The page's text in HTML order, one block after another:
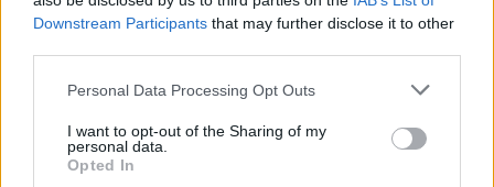
Downstream Participants that may further disclose it to other
Please note that this website/app uses one or more Google
not limited to your visit or usage behaviour. You may click to
grant or deny consent to Google and its third-party tags to
use your data for below specified purposes in below Google
Personal Data Processing Opt Outs
I want to opt-out of the Sharing of my
personal data.
Opted In
Zobacz, co zyskują abonenci Dobrego słownika.